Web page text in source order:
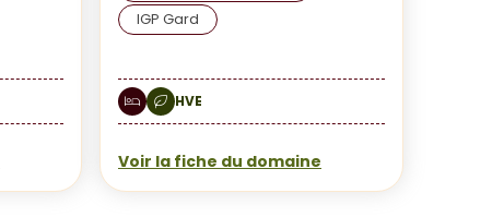
IGP Gard
HVE
Voir la fiche du domaine